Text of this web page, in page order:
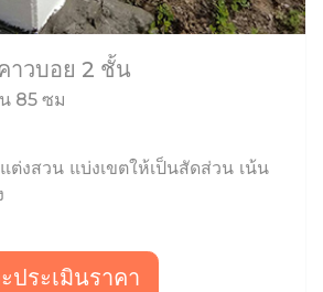
าวบอย 2 ชั้น
85 ซม
ต่งสวน แบ่งเขตให้เป็นสัดส่วน เน้น
ประเมินราคา